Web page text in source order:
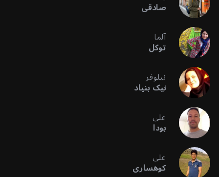
صادقی
آلما
توکل
نیلوفر
نیک بنیاد
علی
بودا
علی
کوهساری